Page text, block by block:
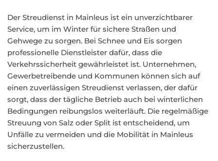
Der Streudienst in Mainleus ist ein unverzichtbarer
Service, um im Winter für sichere Straßen und
Gehwege zu sorgen. Bei Schnee und Eis sorgen
professionelle Dienstleister dafür, dass die
Verkehrssicherheit gewährleistet ist. Unternehmen,
Gewerbetreibende und Kommunen können sich auf
einen zuverlässigen Streudienst verlassen, der dafür
sorgt, dass der tägliche Betrieb auch bei winterlichen
Bedingungen reibungslos weiterläuft. Die regelmäßige
Streuung von Salz oder Split ist entscheidend, um
Unfälle zu vermeiden und die Mobilität in Mainleus
sicherzustellen.